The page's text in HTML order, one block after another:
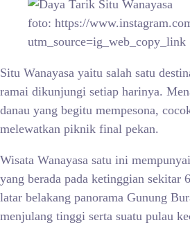
foto: https://
utm_source=ig_web_copy_link
Situ Wanayasa yaitu salah satu
ramai dikunjungi setiap harinya.
danau yang begitu mempesona,
melewatkan piknik final pekan.
Wisata Wanayasa satu ini
yang berada pada ketinggian
latar belakang panorama Gunung
menjulang tinggi serta suatu pulau